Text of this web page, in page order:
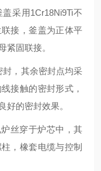
采用1Cr18Ni9Ti不
接，釜盖为正体平
紧固联接。
封，其余密封点均采
接触的密封形式，
好的密封效果。
丝穿于炉芯中，其
，橡套电缆与控制